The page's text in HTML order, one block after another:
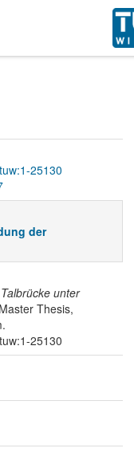
25130
der
unter
Thesis,
25130